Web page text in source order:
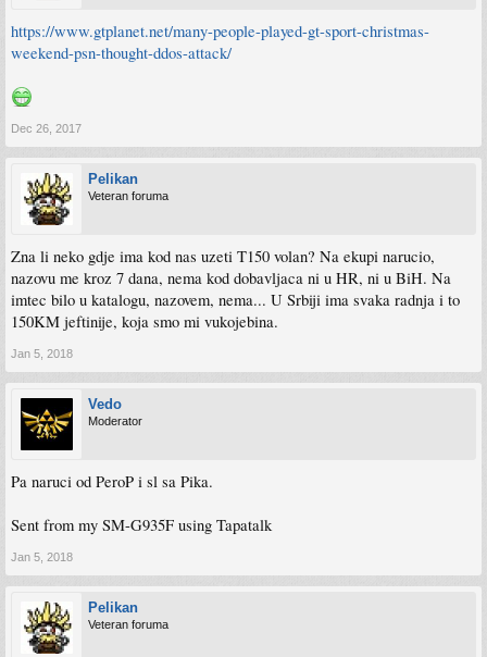
https://www.gtplanet.net/many-people-played-gt-sport-christmas-
weekend-psn-thought-ddos-attack/
Dec 26, 2017
Pelikan
Veteran foruma
Zna li neko gdje ima kod nas uzeti T150 volan? Na ekupi narucio,
nazovu me kroz 7 dana, nema kod dobavljaca ni u HR, ni u BiH. Na
imtec bilo u katalogu, nazovem, nema... U Srbiji ima svaka radnja i to
150KM jeftinije, koja smo mi vukojebina.
Jan 5, 2018
Vedo
Moderator
Pa naruci od PeroP i sl sa Pika.
Sent from my SM-G935F using Tapatalk
Jan 5, 2018
Pelikan
Veteran foruma